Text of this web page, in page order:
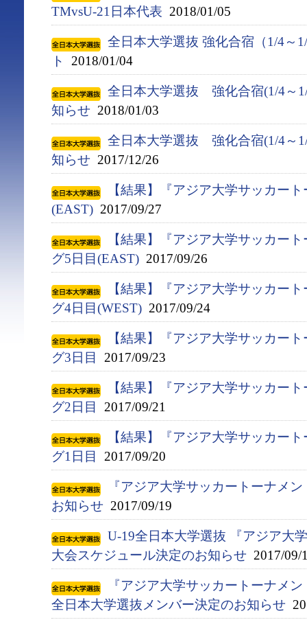
TMvsU-21日本代表 2018/01/05
全日本大学選抜 強化合宿（1/4～
ト
2018/01/04
全日本大学選抜 強化合宿(1/4～
知らせ 2018/01/03
全日本大学選抜 強化合宿(1/4～
知らせ 2017/12/26
【結果】『アジア大学サッカー
(EAST) 2017/09/27
【結果】『アジア大学サッカー
グ5日目(EAST) 2017/09/26
【結果】『アジア大学サッカー
グ4日目(WEST) 2017/09/24
【結果】『アジア大学サッカー
グ3日目
2017/09/23
【結果】『アジア大学サッカー
グ2日目
2017/09/21
【結果】『アジア大学サッカー
グ1日目
2017/09/20
『アジア大学サッカートーナメ
お知らせ 2017/09/19
U-19全日本大学選抜 『アジア大
大会スケジュール決定のお知らせ 2017/09/
『アジア大学サッカートーナメ
全日本大学選抜メンバー決定のお知らせ